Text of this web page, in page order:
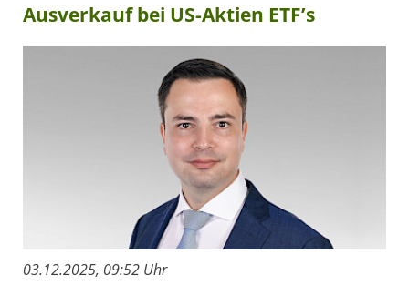
Ausverkauf bei US-Aktien ETF’s
03.12.2025, 09:52 Uhr